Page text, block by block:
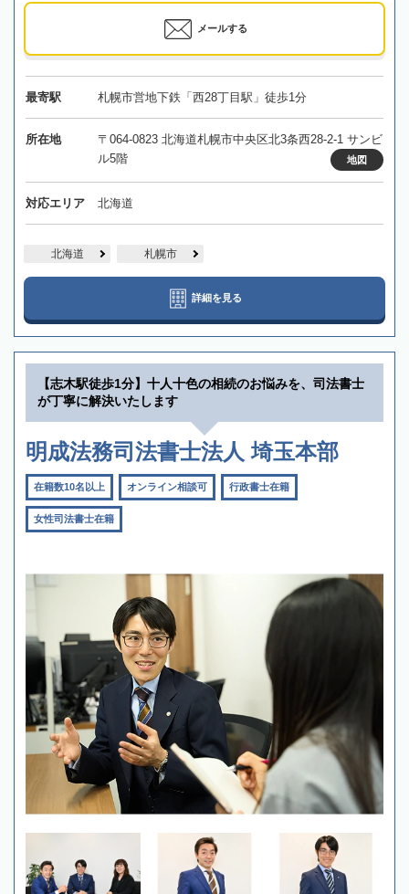
メールする
最寄駅 札幌市営地下鉄「西28丁目駅」徒歩1分
所在地
〒064-0823 北海道札幌市中央区北3条西28-2-1 サンビ
ル5階
地図
対応エリア 北海道
北海道 札幌市
詳細を見る
【志木駅徒歩1分】十人十色の相続のお悩みを、司法書士
が丁寧に解決いたします
明成法務司法書士法人 埼玉本部
在籍数10名以上 オンライン相談可 行政書士在籍
女性司法書士在籍